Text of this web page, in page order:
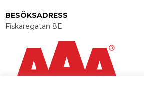
BESÖKSADRESS
Fiskaregatan 8E